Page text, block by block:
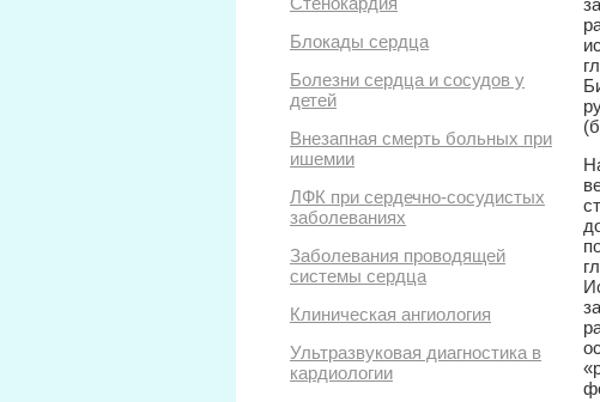
Блокады сердца
Болезни сердца и сосудов у
детей
Внезапная смерть больных при
ишемии
ЛФК при сердечно-сосудистых
заболеваниях
Заболевания проводящей
системы сердца
Клиническая ангиология
Ультразвуковая диагностика в
кардиологии